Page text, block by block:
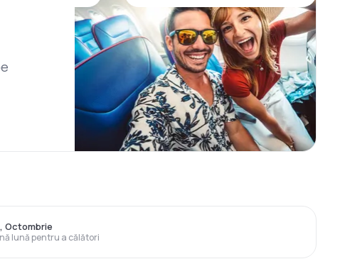
lună pentru a călători
Octombrie